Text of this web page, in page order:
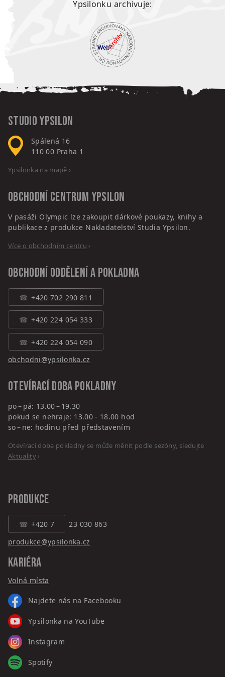
Ypsilonku archivuje:
Studio Ypsilon
Spálená 16
110 00 Praha 1
Ypsilonka na mapě ›
Obchodní centrum Ypsilon
V pasáži Olympic lze zakoupit dárkové poukazy, knihy a
publikace z produkce Nakladatelství Studia Ypsilon.
Více o obchodním centru ›
Obchodní oddělení a pokladna
+420 702 290 811
+420 224 054 333
+420 224 054 090
obchodni@ypsilonka.cz
Otevírací doba pokladny
po – pá: 13.00 – 19.30
pokud se nehraje: 13.00 - 18.00 hod
so – ne: hodinu před představením
Otevírací doba pokladny se může měnit podle sezóny, sledujte
Aktuality›
PRODUKCE
+420 7
23 030 863
produkce@ypsilonka.cz
KARIÉRA
Volná místa
Najdete nás na Facebooku
Ypsilonka na YouTube
Instagram
Spotify